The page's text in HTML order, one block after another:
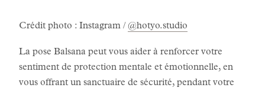
Crédit photo : Instagram / @hotyo.studio
La pose Balsana peut vous aider à renforcer votre
sentiment de protection mentale et émotionnelle, en
vous offrant un sanctuaire de sécurité, pendant votre